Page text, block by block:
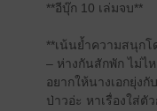
**อีบุ๊ก 10 เล่มจบ**
**เน้นย้ำความสนุก
– ห่างกันสักพัก ไม่ไ
อยากให้นางเอกยุ่ง
ป่าวอ่ะ หาเรื่องใส่ตั